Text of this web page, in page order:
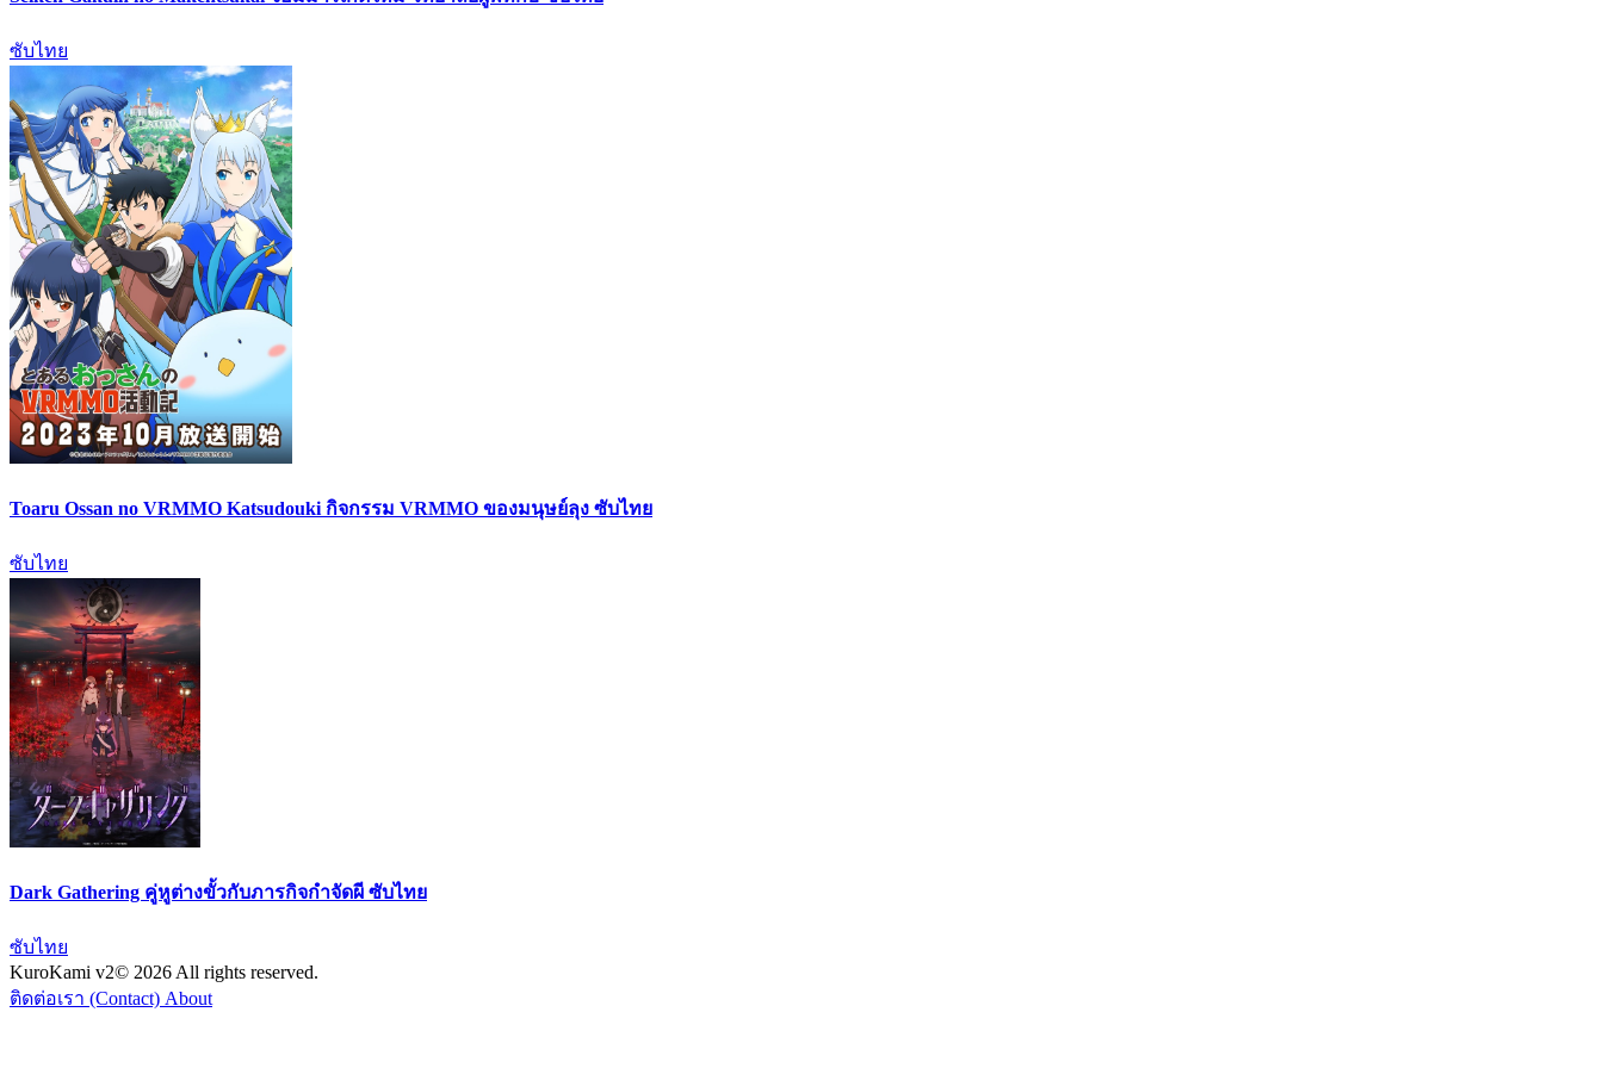
ซับไทย
Toaru Ossan no VRMMO Katsudouki กิจกรรม VRMMO ของมนุษย์ลุง ซับไทย
ซับไทย
Dark Gathering คู่หูต่างขั้วกับภารกิจกำจัดผี ซับไทย
ซับไทย
KuroKami v2© 2026 All rights reserved.
ติดต่อเรา (Contact) About